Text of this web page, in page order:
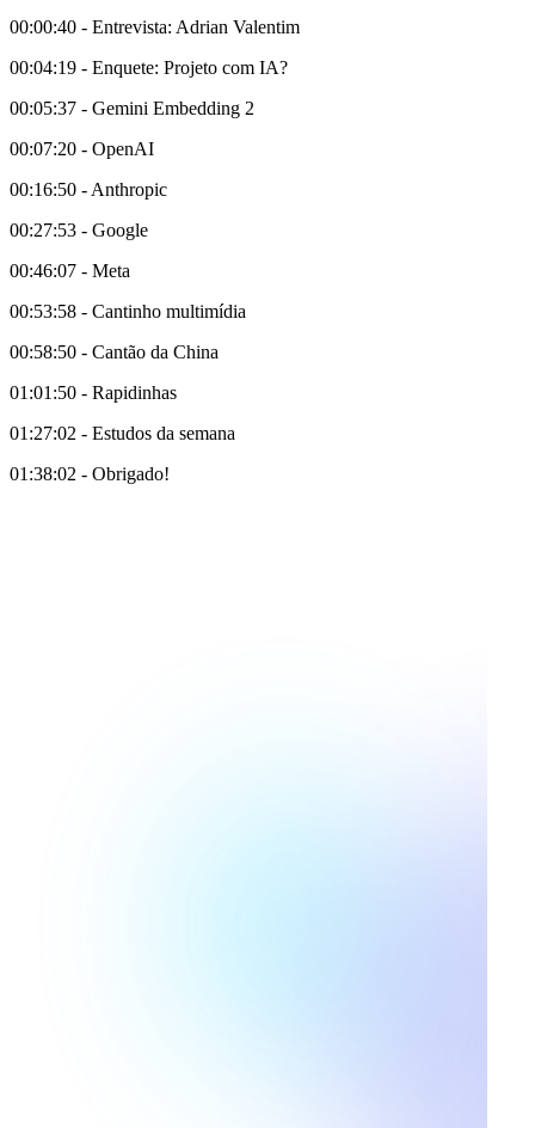
00:00:40 - Entrevista: Adrian Valentim
00:04:19 - Enquete: Projeto com IA?
00:05:37 - Gemini Embedding 2
00:07:20 - OpenAI
00:16:50 - Anthropic
00:27:53 - Google
00:46:07 - Meta
00:53:58 - Cantinho multimídia
00:58:50 - Cantão da China
01:01:50 - Rapidinhas
01:27:02 - Estudos da semana
01:38:02 - Obrigado!